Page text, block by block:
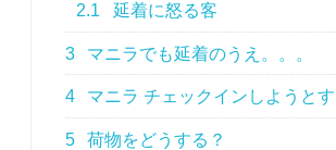
2.1 延着に怒る客
3 マニラでも延着のうえ。。。
4 マニラ チェックインしようとす
5 荷物をどうする？